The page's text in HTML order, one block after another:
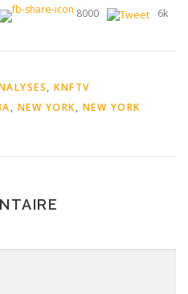
8000 6k
, KNFTV
, NEW YORK, NEW YORK